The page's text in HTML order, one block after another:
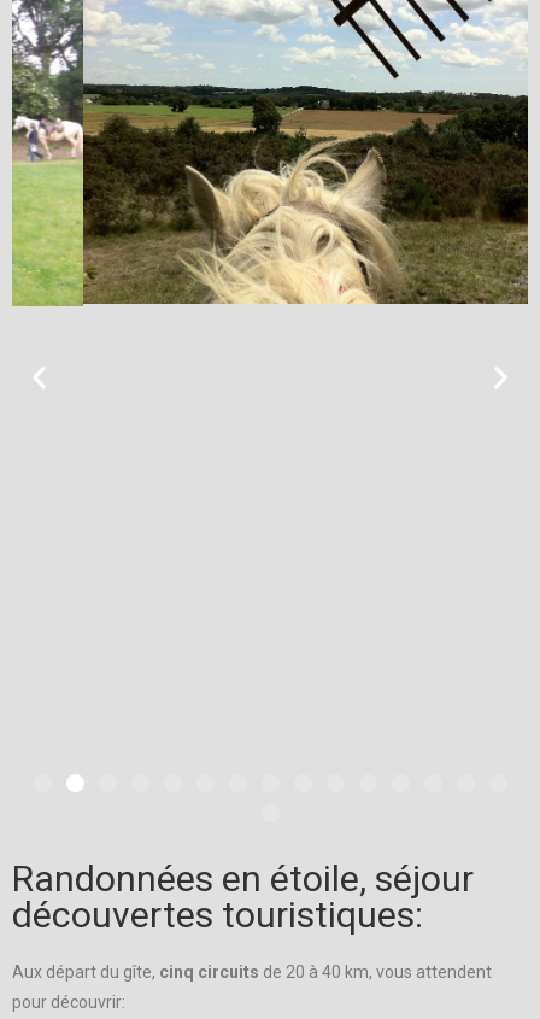
Randonnées en étoile, séjour
découvertes touristiques:
Aux départ du gîte, cinq circuits de 20 à 40 km, vous attendent
pour découvrir: